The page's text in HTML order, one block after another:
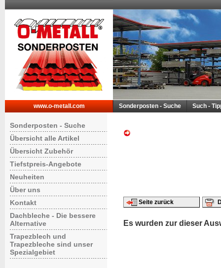
www.o-metall.com Sonderposten - Suche Such -
Sonderposten - Suche
Übersicht alle Artikel
Übersicht Zubehör
Tiefstpreis-Angebote
Neuheiten
Über uns
Kontakt
Dachbleche - Die bessere
Alternative
Trapezblech und
Trapezbleche sind unser
Spezialgebiet
Seite zurück
Es wurden zur dieser